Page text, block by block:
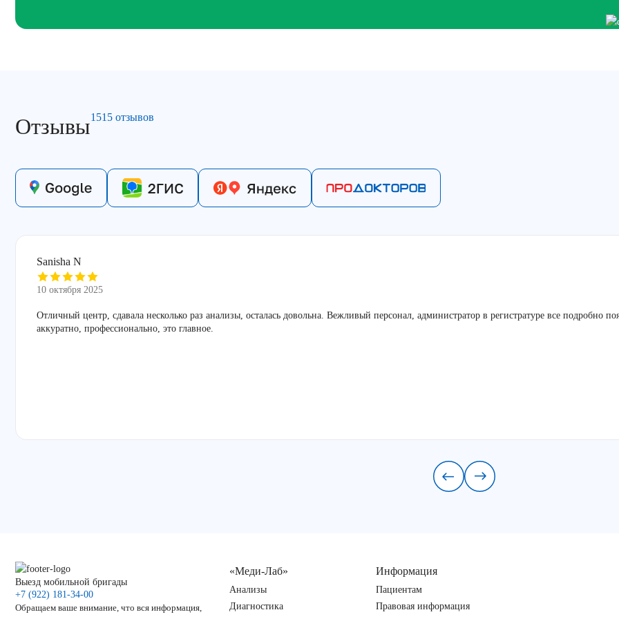
Отзывы1515 отзывов
Sanisha N
10 октября 2025
Отличный центр, сдавала несколько раз анализы, осталась довольна. Вежливый персонал, администратор в регистратуре все подробно
аккуратно, профессионально, это главное.
Выезд мобильной бригады
+7 (922) 181-34-00
Обращаем ваше внимание, что вся информация,
«Меди-Лаб»
Анализы
Диагностика
Информация
Пациентам
Правовая информация